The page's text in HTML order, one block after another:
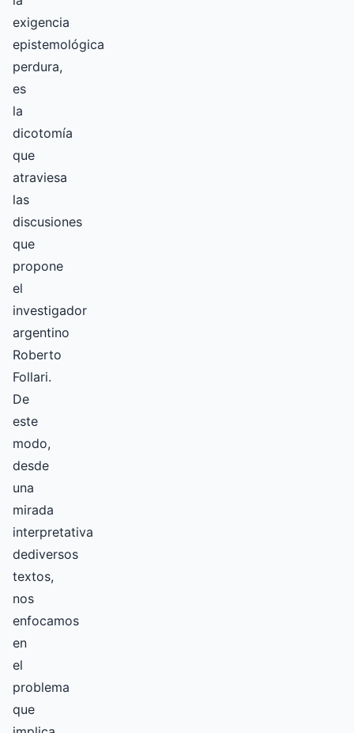
exigencia
epistemológica
perdura,
es
la
dicotomía
que
atraviesa
las
discusiones
que
propone
el
investigador
argentino
Roberto
Follari.
De
este
modo,
desde
una
mirada
interpretativa
dediversos
textos,
nos
enfocamos
en
el
problema
que